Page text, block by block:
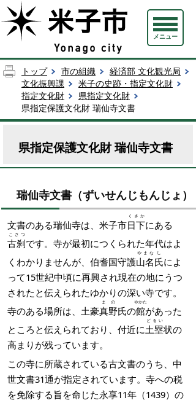
メニュー
トップ 市の組織
経済部 文化観光局
文化振興課
米子の史跡・指定文化財
指定文化財
県指定文化財
県指定保護文化財 瑞仙寺文書
県指定保護文化財 瑞仙寺文書
瑞仙寺文書（ずいせんじもんじょ）
文書のある瑞仙寺は、米子市日下
くさか
にある
古刹
こさつ
です。寺が最初につくられた年代はよ
くわかりませんが、伯耆国守護山名
やまな
氏
し
によ
って15世紀中頃に再興され現在の地にうつ
されたと伝えられたゆかりの深い寺です。
寺のある場所は、土豪真野
まの
氏の館
やかた
があった
ところと伝えられており、付近に土塁
どるい
状の
高まりが残っています。
この寺に所蔵されている古文書のうち、中
世文書31通が指定されています。寺への税
を免除する旨を命じた永享11年（1439）の